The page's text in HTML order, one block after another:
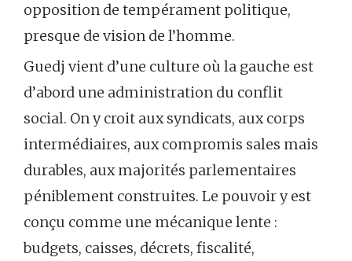
opposition de tempérament politique,
presque de vision de l’homme.
Guedj vient d’une culture où la gauche est
d’abord une administration du conflit
social. On y croit aux syndicats, aux corps
intermédiaires, aux compromis sales mais
durables, aux majorités parlementaires
péniblement construites. Le pouvoir y est
conçu comme une mécanique lente :
budgets, caisses, décrets, fiscalité,